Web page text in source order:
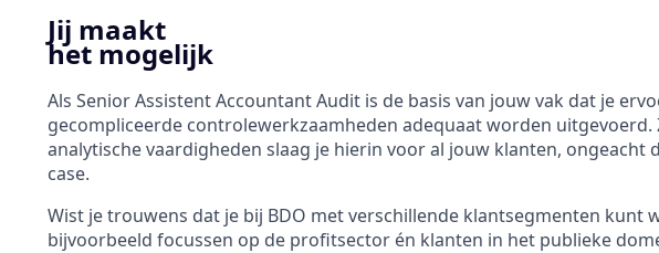
Jij maakt
het mogelijk
Als Senior Assistent Accountant Audit is de basis van jouw vak dat je
gecompliceerde controlewerkzaamheden adequaat worden uitgevoerd.
analytische vaardigheden slaag je hierin voor al jouw klanten, ongeacht
case.
Wist je trouwens dat je bij BDO met verschillende klantsegmenten kunt
bijvoorbeeld focussen op de profitsector én klanten in het publieke